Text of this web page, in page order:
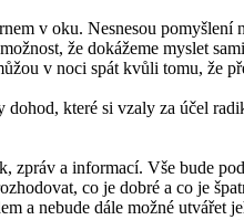
v oku. Nesnesou
že dokážeme myslet
v noci spát kvůli tomu, že
dohod, které si vzaly za účel
zpráv a informací. Vše bude
co je dobré a co je
a nebude dále možné utvářet